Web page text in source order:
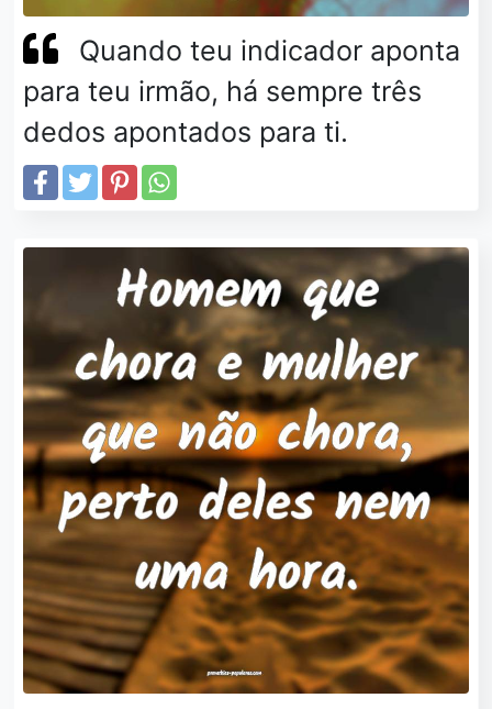
Quando teu indicador aponta
para teu irmão, há sempre três
dedos apontados para ti.